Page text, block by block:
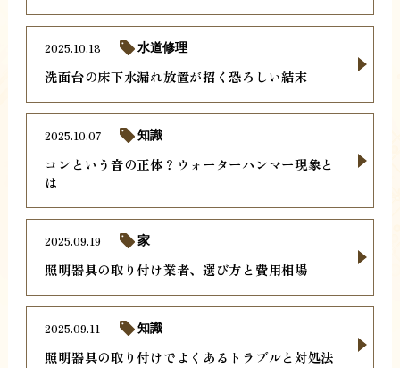
洗面台の床下水漏れ放置が招く恐ろしい結末
2025.10.18 水道修理
コンという音の正体？ウォーターハンマー現象と
は
2025.10.07 知識
照明器具の取り付け業者、選び方と費用相場
2025.09.19 家
照明器具の取り付けでよくあるトラブルと対処法
2025.09.11 知識